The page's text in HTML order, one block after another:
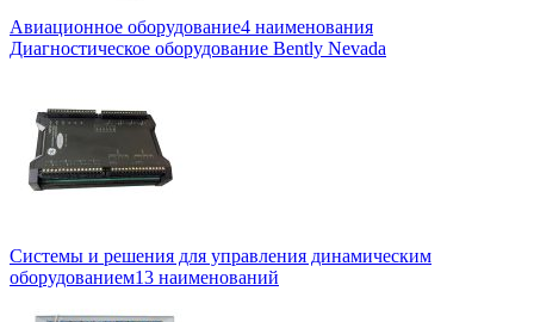
Авиационное оборудование4 наименования
Диагностическое оборудование Bently Nevada
Системы и решения для управления динамическим
оборудованием13 наименований